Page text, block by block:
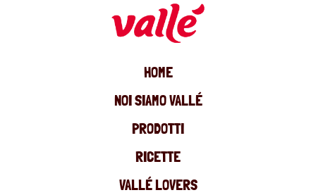
HOME
NOI SIAMO VALLÉ
PRODOTTI
RICETTE
VALLÉ LOVERS